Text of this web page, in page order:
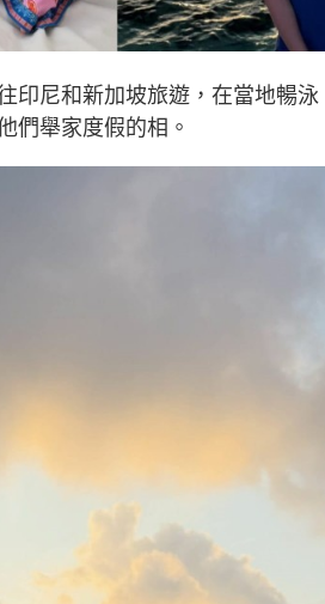
印尼和新加坡旅遊，在當地暢
們舉家度假的相。